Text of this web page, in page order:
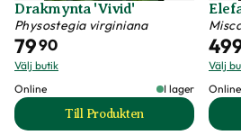
Drakmynta 'Vivid'
Physostegia virginiana
7990
Välj butik
Online
I lager
Till Produkten
till Drakmynta 'Vivid'
Välj
Online